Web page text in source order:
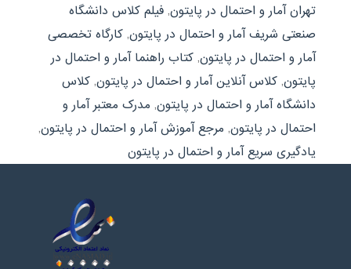
تهران آمار و احتمال در پایتون, فیلم کلاس دانشگاه
صنعتی شریف آمار و احتمال در پایتون, کارگاه تخصصی
آمار و احتمال در پایتون, کتاب راهنما آمار و احتمال در
پایتون, کلاس آنلاین آمار و احتمال در پایتون, کلاس
دانشگاه آمار و احتمال در پایتون, مدرک معتبر آمار و
احتمال در پایتون, مرجع آموزش آمار و احتمال در پایتون,
یادگیری سریع آمار و احتمال در پایتون